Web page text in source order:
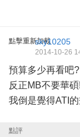
點擊重新加載sky10205
2014-10-26
預算多少再看吧?
反正MB不要華碩!
我倒是覺得ATI
點評